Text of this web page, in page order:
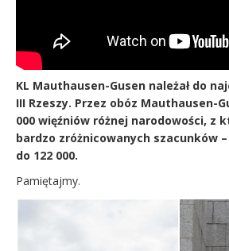
KL Mauthausen-Gusen należał do
III Rzeszy. Przez obóz Mauthausen-
000 więźniów różnej narodowości, z
bardzo zróżnicowanych szacunków –
do 122 000.
Pamiętajmy.